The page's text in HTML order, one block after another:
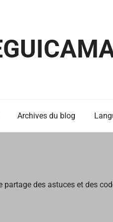
Archives du blog
partage des astuces et des